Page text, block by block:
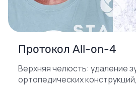
Протокол All-on-4
Верхняя челюсть: удаление
ортопедических